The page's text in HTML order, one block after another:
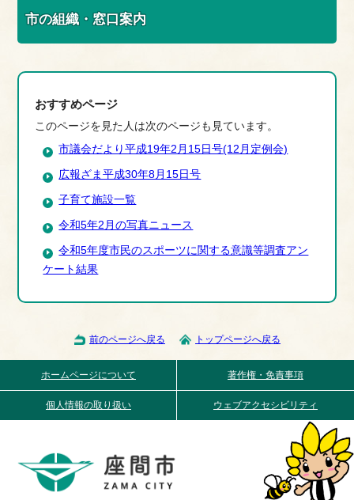
市の組織・窓口案内
おすすめページ
このページを見た人は次のページも見ています。
市議会だより平成19年2月15日号(12月定例会)
広報ざま平成30年8月15日号
子育て施設一覧
令和5年2月の写真ニュース
令和5年度市民のスポーツに関する意識等調査アン
ケート結果
前のページへ戻る トップページへ戻る
ホームページについて 著作権・免責事項
個人情報の取り扱い ウェブアクセシビリティ